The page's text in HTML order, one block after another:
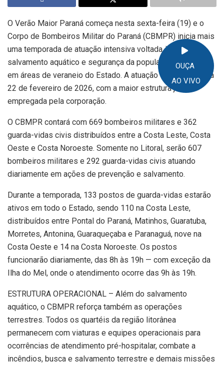
OUÇA
AO VIVO
O Verão Maior Paraná começa nesta sexta-feira (19) e o
Corpo de Bombeiros Militar do Paraná (CBMPR) inicia mais
uma temporada de atuação intensiva voltada à prevenção,
salvamento aquático e segurança da população no Litoral e
em áreas de veraneio do Estado. A atuação segue até o dia
22 de fevereiro de 2026, com a maior estrutura já
empregada pela corporação.
O CBMPR contará com 669 bombeiros militares e 362
guarda-vidas civis distribuídos entre a Costa Leste, Costa
Oeste e Costa Noroeste. Somente no Litoral, serão 607
bombeiros militares e 292 guarda-vidas civis atuando
diariamente em ações de prevenção e salvamento.
Durante a temporada, 133 postos de guarda-vidas estarão
ativos em todo o Estado, sendo 110 na Costa Leste,
distribuídos entre Pontal do Paraná, Matinhos, Guaratuba,
Morretes, Antonina, Guaraqueçaba e Paranaguá, nove na
Costa Oeste e 14 na Costa Noroeste. Os postos
funcionarão diariamente, das 8h às 19h — com exceção da
Ilha do Mel, onde o atendimento ocorre das 9h às 19h.
ESTRUTURA OPERACIONAL – Além do salvamento
aquático, o CBMPR reforça também as operações
terrestres. Todos os quartéis da região litorânea
permanecem com viaturas e equipes operacionais para
ocorrências de atendimento pré-hospitalar, combate a
incêndios, busca e salvamento terrestre e demais missões